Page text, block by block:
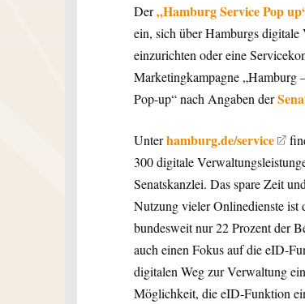
Der„Hamburg Service Pop
ein, sich über Hamburgs
einzurichten oder eine
Marketingkampagne „Hamburg
Pop-up“ nach Angaben der
Unterhamburg.de/service
300 digitale
Senatskanzlei. Das spare Zeit
Nutzung vieler Onlinedienste ist
bundesweit nur 22 Prozent der
auch einen Fokus auf die eID-
digitalen Weg zur Verwaltung
Möglichkeit, die eID-Funktion